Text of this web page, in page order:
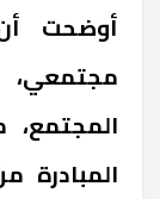
أوضحت
المبادرة